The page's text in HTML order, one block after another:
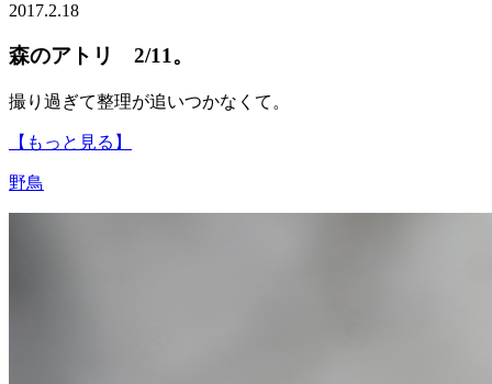
2017.2.18
森のアトリ 2/11。
撮り過ぎて整理が追いつかなくて。
【もっと見る】
野鳥